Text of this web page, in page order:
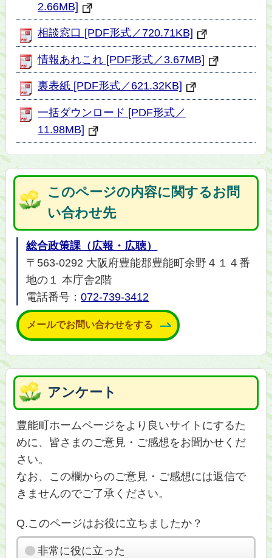
2.66MB]
相談窓口 [PDF形式／720.71KB]
情報あれこれ [PDF形式／3.67MB]
裏表紙 [PDF形式／621.32KB]
一括ダウンロード [PDF形式／
11.98MB]
このページの内容に関するお問
い合わせ先
総合政策課（広報・広聴）
〒563-0292 大阪府豊能郡豊能町余野４１４番
地の１ 本庁舎2階
電話番号：072-739-3412
メールでお問い合わせをする
アンケート
豊能町ホームページをより良いサイトにするた
めに、皆さまのご意見・ご感想をお聞かせくだ
さい。
なお、この欄からのご意見・ご感想には返信で
きませんのでご了承ください。
Q.このページはお役に立ちましたか？
非常に役に立った